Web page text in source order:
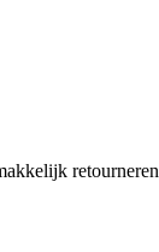
retourneren